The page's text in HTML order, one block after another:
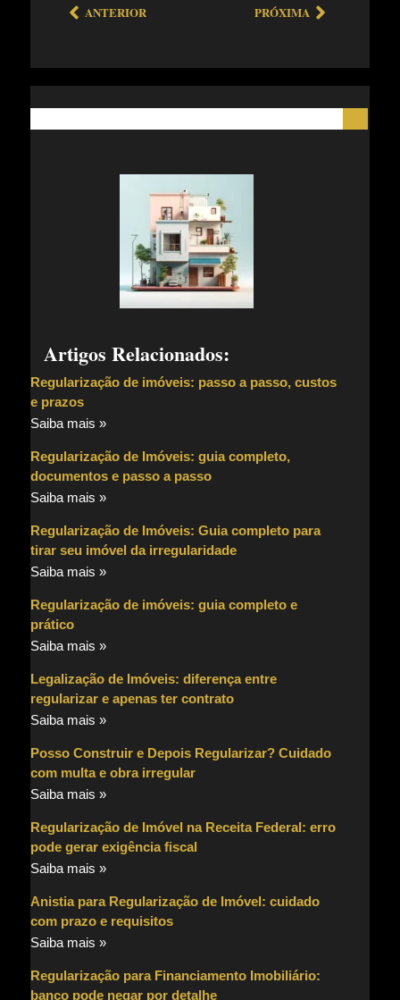
ANTERIOR PRÓXIMA
Artigos Relacionados:
Regularização de imóveis: passo a passo, custos
e prazos
Saiba mais »
Regularização de Imóveis: guia completo,
documentos e passo a passo
Saiba mais »
Regularização de Imóveis: Guia completo para
tirar seu imóvel da irregularidade
Saiba mais »
Regularização de imóveis: guia completo e
prático
Saiba mais »
Legalização de Imóveis: diferença entre
regularizar e apenas ter contrato
Saiba mais »
Posso Construir e Depois Regularizar? Cuidado
com multa e obra irregular
Saiba mais »
Regularização de Imóvel na Receita Federal: erro
pode gerar exigência fiscal
Saiba mais »
Anistia para Regularização de Imóvel: cuidado
com prazo e requisitos
Saiba mais »
Regularização para Financiamento Imobiliário:
banco pode negar por detalhe